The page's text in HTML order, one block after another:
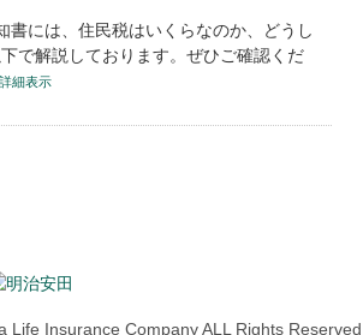
書には、住民税はいくらなのか、どうし
で解説しております。ぜひご確認くだ
詳細表示
Life Insurance Company ALL Rights